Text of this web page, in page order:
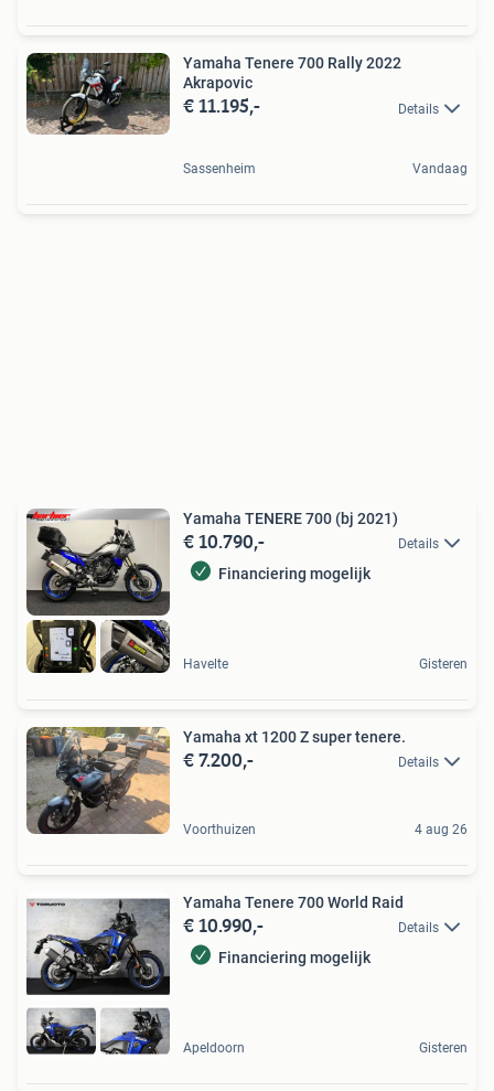
Yamaha Tenere 700 Rally 2022
Akrapovic
€ 11.195,- Details
Sassenheim Vandaag
Yamaha TENERE 700 (bj 2021)
€ 10.790,- Details
Financiering mogelijk
Havelte Gisteren
Yamaha xt 1200 Z super tenere.
€ 7.200,- Details
Voorthuizen 4 aug 26
Yamaha Tenere 700 World Raid
€ 10.990,- Details
Financiering mogelijk
Apeldoorn Gisteren